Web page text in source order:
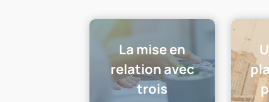
La mise en
relation avec
trois